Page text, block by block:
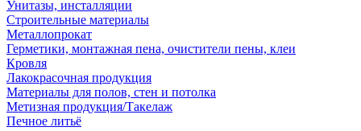
Унитазы, инсталляции
Строительные материалы
Металлопрокат
Герметики, монтажная пена, очистители пены, клеи
Кровля
Лакокрасочная продукция
Материалы для полов, стен и потолка
Метизная продукция/Такелаж
Печное литьё